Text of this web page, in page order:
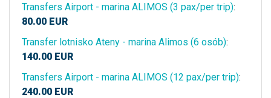
Transfers Airport - marina ALIMOS (3 pax/per trip):
80.00 EUR
Transfer lotnisko Ateny - marina Alimos (6 osób):
140.00 EUR
Transfers Airport - marina ALIMOS (12 pax/per trip):
240.00 EUR